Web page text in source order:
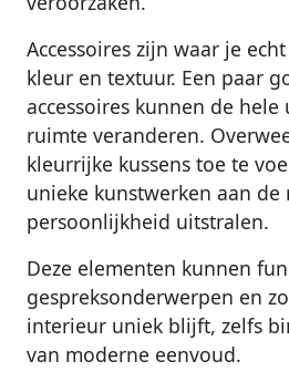
Accessoires zijn waar je
kleur en textuur. Een paar
accessoires kunnen de
ruimte veranderen.
kleurrijke kussens toe te
unieke kunstwerken aan
persoonlijkheid uitstralen.
Deze elementen kunnen
gespreksonderwerpen en
interieur uniek blijft, zelfs
van moderne eenvoud.